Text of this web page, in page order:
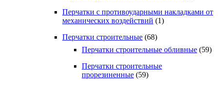
Перчатки с противоударными накладками от
механических воздействий (1)
Перчатки строительные (68)
Перчатки строительные обливные (59)
Перчатки строительные
прорезиненные (59)